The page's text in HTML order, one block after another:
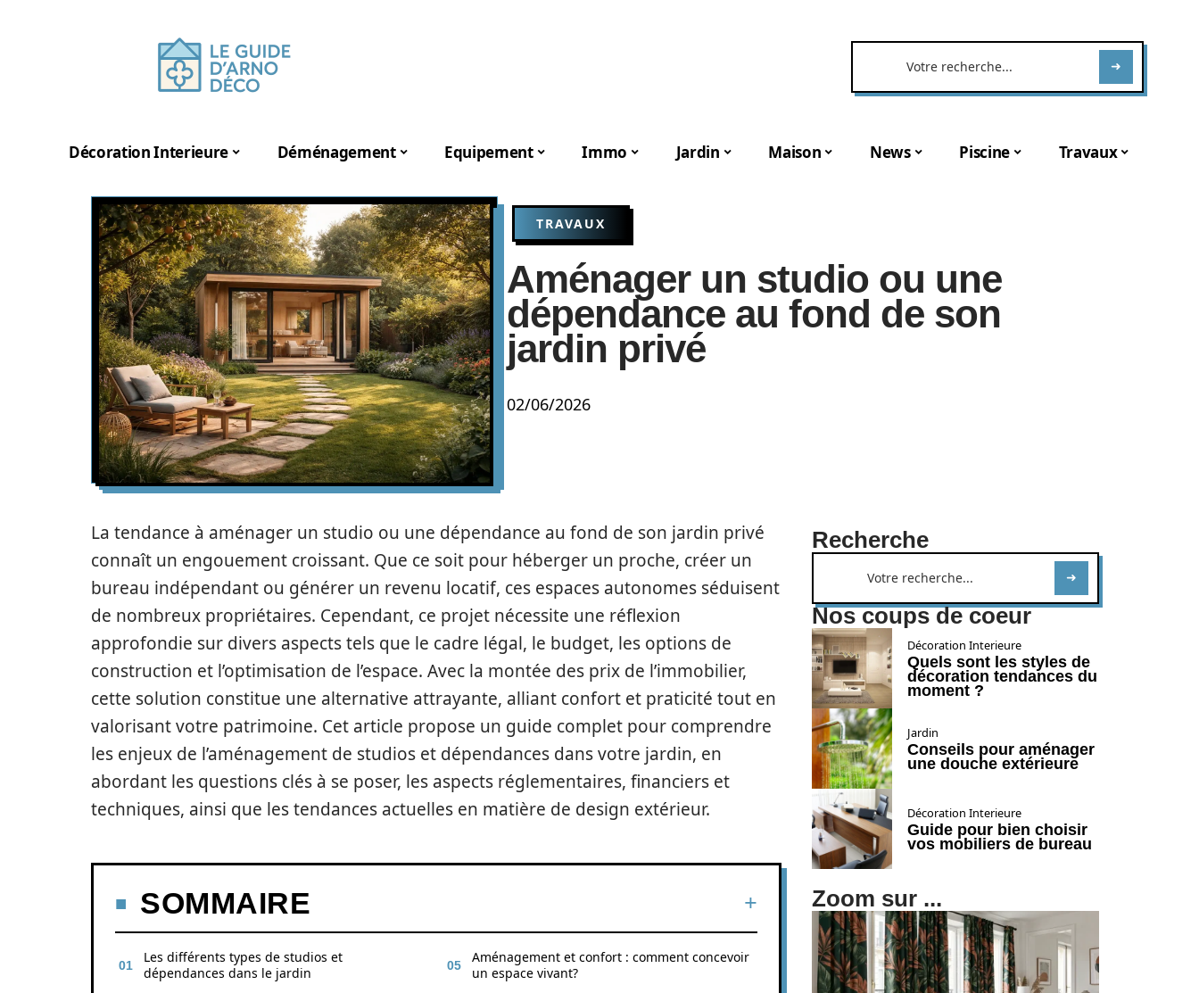
Décoration Interieure Déménagement Equipement Immo Jardin Maison News Piscine Travaux
TRAVAUX
Aménager un studio ou une
dépendance au fond de son
jardin privé
02/06/2026
La tendance à aménager un studio ou une dépendance au fond de son jardin privé
connaît un engouement croissant. Que ce soit pour héberger un proche, créer un
bureau indépendant ou générer un revenu locatif, ces espaces autonomes séduisent
de nombreux propriétaires. Cependant, ce projet nécessite une réflexion
approfondie sur divers aspects tels que le cadre légal, le budget, les options de
construction et l’optimisation de l’espace. Avec la montée des prix de l’immobilier,
cette solution constitue une alternative attrayante, alliant confort et praticité tout en
valorisant votre patrimoine. Cet article propose un guide complet pour comprendre
les enjeux de l’aménagement de studios et dépendances dans votre jardin, en
abordant les questions clés à se poser, les aspects réglementaires, financiers et
techniques, ainsi que les tendances actuelles en matière de design extérieur.
SOMMAIRE
Les différents types de studios et
dépendances dans le jardin
Aménagement et confort : comment concevoir
un espace vivant?
Recherche
Nos coups de coeur
Décoration Interieure
Quels sont les styles de
décoration tendances du
moment ?
Jardin
Conseils pour aménager
une douche extérieure
Décoration Interieure
Guide pour bien choisir
vos mobiliers de bureau
Zoom sur ...